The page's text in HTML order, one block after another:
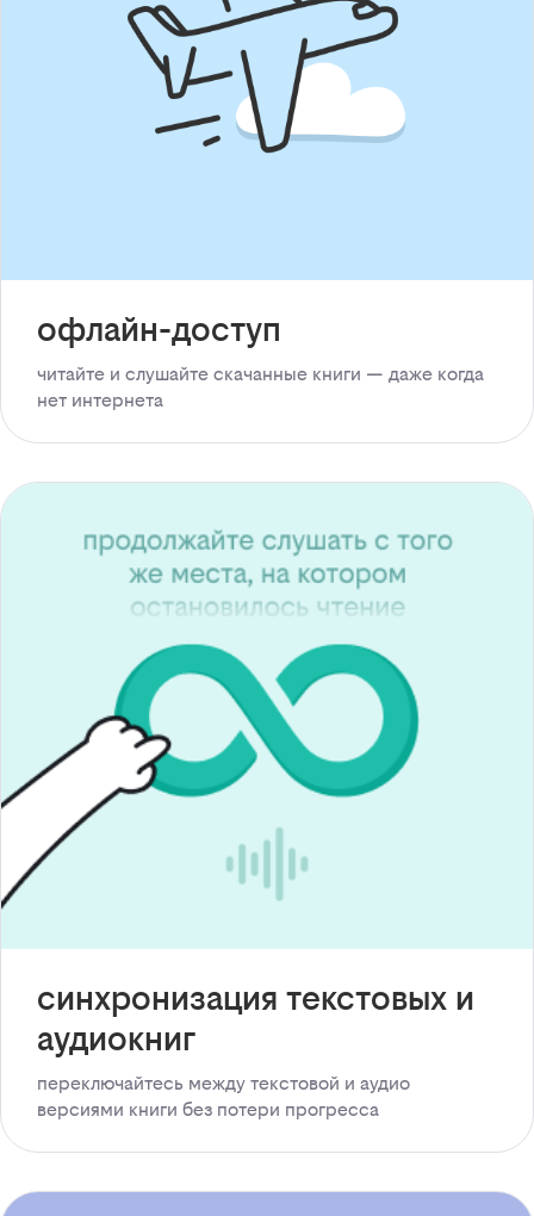
офлайн-доступ
читайте и слушайте скачанные книги — даже когда
нет интернета
синхронизация текстовых и
аудиокниг
переключайтесь между текстовой и аудио
версиями книги без потери прогресса